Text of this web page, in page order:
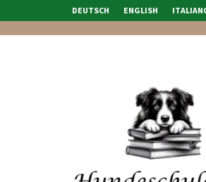
DEUTSCH ENGLISH